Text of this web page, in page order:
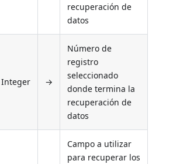
recuperación de
datos
Integer →
Número de
registro
seleccionado
donde termina la
recuperación de
datos
Campo a utilizar
para recuperar los